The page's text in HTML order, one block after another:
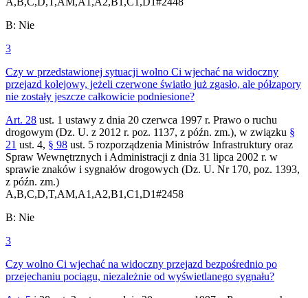
B: Nie
3
Czy w przedstawionej sytuacji wolno Ci wjechać na widoczny
przejazd kolejowy, jeżeli czerwone światło już zgasło, ale półzapory
nie zostały jeszcze całkowicie podniesione?
Art. 28 ust. 1 ustawy z dnia 20 czerwca 1997 r. Prawo o ruchu
drogowym (Dz. U. z 2012 r. poz. 1137, z późn. zm.), w związku §
21 ust. 4, § 98 ust. 5 rozporządzenia Ministrów Infrastruktury oraz
Spraw Wewnętrznych i Administracji z dnia 31 lipca 2002 r. w
sprawie znaków i sygnałów drogowych (Dz. U. Nr 170, poz. 1393,
z późn. zm.)
A,B,C,D,T,AM,A1,A2,B1,C1,D1#2458
B: Nie
3
Czy wolno Ci wjechać na widoczny przejazd bezpośrednio po
przejechaniu pociągu, niezależnie od wyświetlanego sygnału?